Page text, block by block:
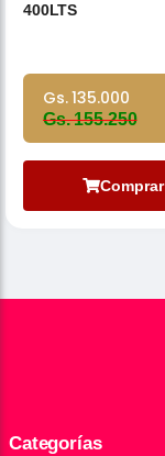
400LTS
Gs. 135.000
Gs. 155.250
Comprar
Categorías